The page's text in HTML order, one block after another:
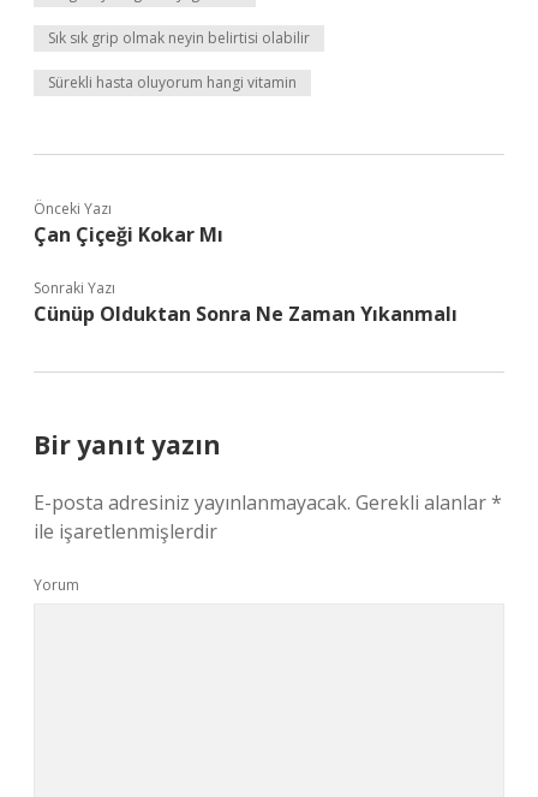
Sık sık grip olmak neyin belirtisi olabilir
Sürekli hasta oluyorum hangi vitamin
Önceki Yazı
Çan Çiçeği Kokar Mı
Sonraki Yazı
Cünüp Olduktan Sonra Ne Zaman Yıkanmalı
Bir yanıt yazın
E-posta adresiniz yayınlanmayacak. Gerekli alanlar*
ile işaretlenmişlerdir
Yorum